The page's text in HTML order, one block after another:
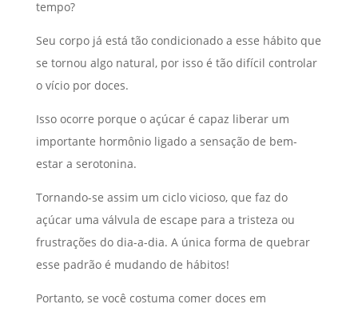
tempo?
Seu corpo já está tão condicionado a esse hábito que
se tornou algo natural, por isso é tão difícil controlar
o vício por doces.
Isso ocorre porque o açúcar é capaz liberar um
importante hormônio ligado a sensação de bem-
estar a serotonina.
Tornando-se assim um ciclo vicioso, que faz do
açúcar uma válvula de escape para a tristeza ou
frustrações do dia-a-dia. A única forma de quebrar
esse padrão é mudando de hábitos!
Portanto, se você costuma comer doces em